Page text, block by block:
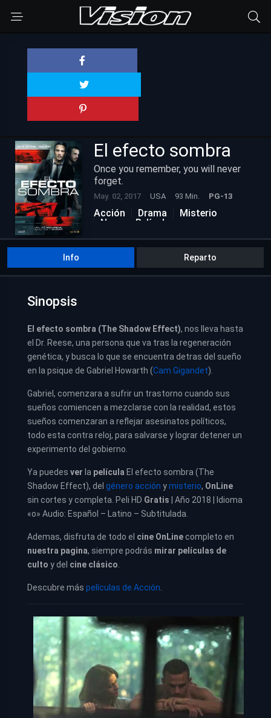
El efecto sombra
Once you remember, you will never
forget.
May. 02, 2017 USA 93 Min. PG-13
Acción Drama
Misterio
Nuevas Películas
Info Reparto
Sinopsis
El efecto sombra (The Shadow Effect), nos lleva hasta
el Dr. Reese, una persona que va tras la regeneración
genética, y busca lo que se encuentra detras del sueño
en la psique de Gabriel Howarth (Cam Gigandet).
Gabriel, comenzara a sufrir un trastorno cuando sus
sueños comiencen a mezclarse con la realidad, estos
sueños comenzaran a reflejar asesinatos políticos,
todo esta contra reloj, para salvarse y lograr detener un
experimento del gobierno.
Ya puedes ver la película El efecto sombra (The
Shadow Effect), del género acción ymisterio, OnLine
sin cortes y completa. Peli HD Gratis | Año 2018 | Idioma
«o» Audio: Español – Latino – Subtitulada.
Ademas, disfruta de todo el cine OnLinecompleto en
nuestra pagina, siempre podrás mirar películas de
culto y del cine clásico
Descubre más películas de Acción